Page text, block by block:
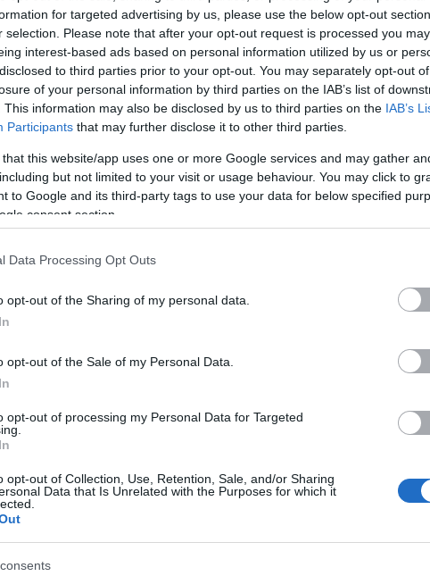
for targeted advertising by us, please use the below opt-out
selection. Please note that after your opt-out request is processed you may
interest-based ads based on personal information utilized by us or
to third parties prior to your opt-out. You may separately opt-out
of your personal information by third parties on the IAB’s list of
This information may also be disclosed by us to third parties on the IAB’s
Participants that may further disclose it to other third parties.
that this website/app uses one or more Google services and may gather
but not limited to your visit or usage behaviour. You may click to
to Google and its third-party tags to use your data for below specified
consent section.
Data Processing Opt Outs
opt-out of the Sharing of my personal data.
opt-out of the Sale of my Personal Data.
opt-out of processing my Personal Data for Targeted
opt-out of Collection, Use, Retention, Sale, and/or Sharing
Data that Is Unrelated with the Purposes for which it
50 /50
Υποβολή σχολίου
από reCAPTCHA, ισχύουνΠολιτική Απορρήτου &Όροι Χρήσηςτης
ΜΑΚΗΣ ΑΓΓΕΛΟΠΟΥΛΟΣ
Share:
για όλη την ειδησεογραφία και τατελευταία νέα
καταθέσεις
– Το στίγμα του
μηνύματα
Πιο
Μητσοτάκης στην
διασύνδεση
εμπιστοσύνης» η